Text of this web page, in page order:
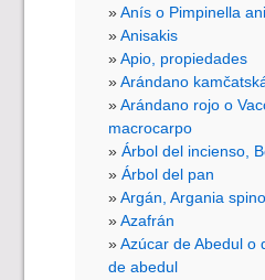
Anís o Pimpinella
Anisakis
Apio, propiedades
Arándano
Arándano rojo o
macrocarpo
Árbol del incienso,
Árbol del pan
Argán, Argania
Azafrán
Azúcar de Abedul o
de abedul